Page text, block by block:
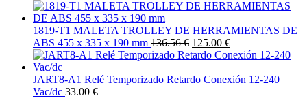
1819-T1 MALETA TROLLEY DE HERRAMIENTAS DE
ABS 455 x 335 x 190 mm 136.56 € 125.00 €
JART8-A1 Relé Temporizado Retardo Conexión 12-240
Vac/dc 33.00 €